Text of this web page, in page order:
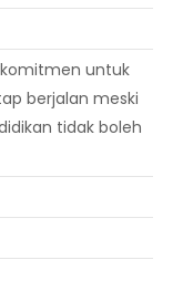
untuk
berjalan meski
tidak boleh